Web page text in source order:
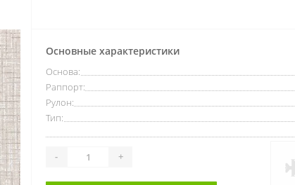
Основные характеристики
Основа:
Раппорт:
Рулон:
Тип:
- +